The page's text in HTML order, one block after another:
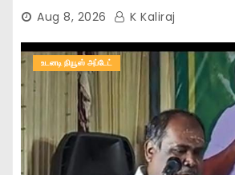
Aug 8, 2026 K Kaliraj
உடனடி நியூஸ் அப்டேட்